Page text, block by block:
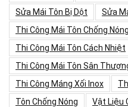
Sửa Mái Tôn Bị Dột
Sửa
Thi Công Mái Tôn Chống Nóng
Thi Công Mái Tôn Cách Nhiệt
Thi Công Mái Tôn Sân
Thi Công Máng Xối Inox
Tôn Chống Nóng
Vật Liệu